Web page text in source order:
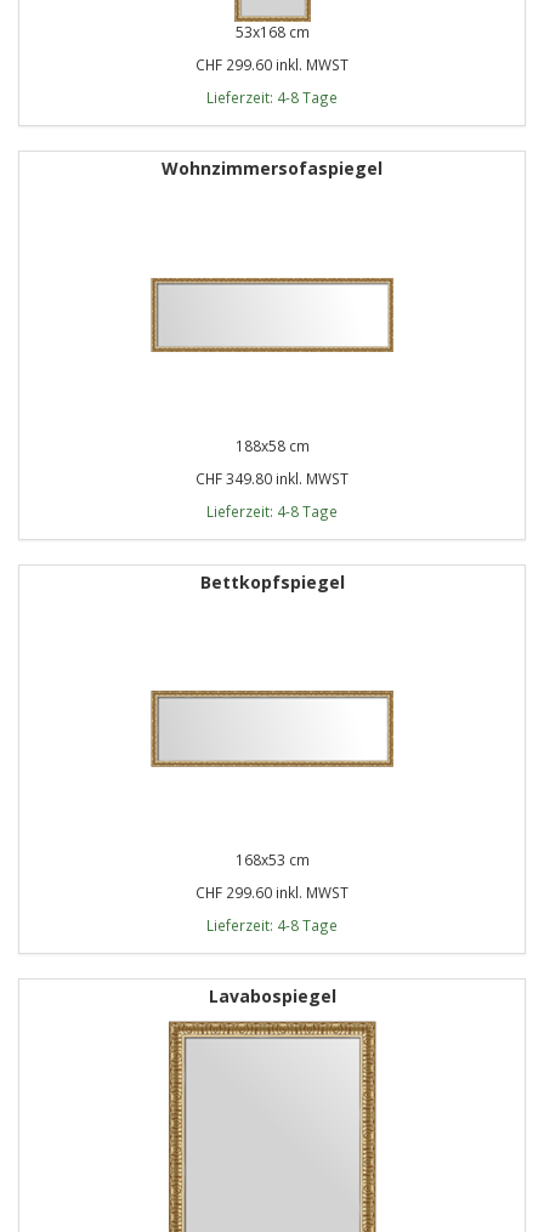
53x168 cm
CHF 299.60 inkl. MWST
Lieferzeit: 4-8 Tage
Wohnzimmersofaspiegel
188x58 cm
CHF 349.80 inkl. MWST
Lieferzeit: 4-8 Tage
Bettkopfspiegel
168x53 cm
CHF 299.60 inkl. MWST
Lieferzeit: 4-8 Tage
Lavabospiegel